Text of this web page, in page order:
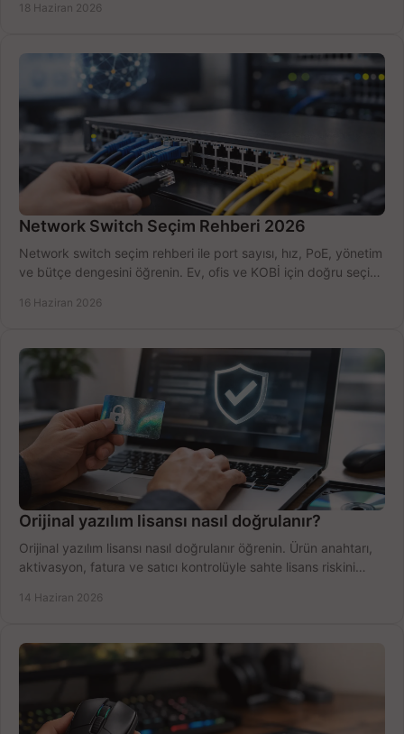
18 Haziran 2026
Network Switch Seçim Rehberi 2026
Network switch seçim rehberi ile port sayısı, hız, PoE, yönetim
ve bütçe dengesini öğrenin. Ev, ofis ve KOBİ için doğru seçimi
16 Haziran 2026
Orijinal yazılım lisansı nasıl doğrulanır?
Orijinal yazılım lisansı nasıl doğrulanır öğrenin. Ürün anahtarı,
aktivasyon, fatura ve satıcı kontrolüyle sahte lisans riskini
14 Haziran 2026